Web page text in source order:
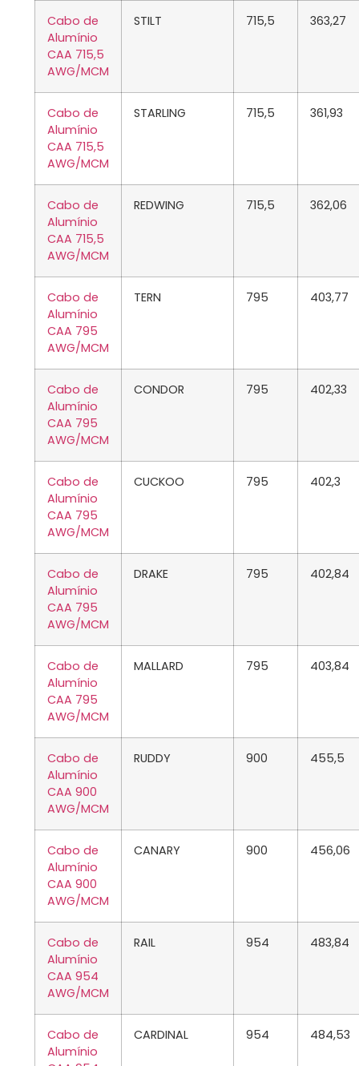
Cabo de
Alumínio
CAA 715,5
AWG/MCM
STILT 715,5 363,27
Cabo de
Alumínio
CAA 715,5
AWG/MCM
STARLING 715,5 361,93
Cabo de
Alumínio
CAA 715,5
AWG/MCM
REDWING 715,5 362,06
Cabo de
Alumínio
CAA 795
AWG/MCM
TERN 795 403,77
Cabo de
Alumínio
CAA 795
AWG/MCM
CONDOR 795 402,33
Cabo de
Alumínio
CAA 795
AWG/MCM
CUCKOO 795 402,3
Cabo de
Alumínio
CAA 795
AWG/MCM
DRAKE 795 402,84
Cabo de
Alumínio
CAA 795
AWG/MCM
MALLARD 795 403,84
Cabo de
Alumínio
CAA 900
AWG/MCM
RUDDY 900 455,5
Cabo de
Alumínio
CAA 900
AWG/MCM
CANARY 900 456,06
Cabo de
Alumínio
CAA 954
AWG/MCM
RAIL 954 483,84
Cabo de
Alumínio
CARDINAL 954 484,53